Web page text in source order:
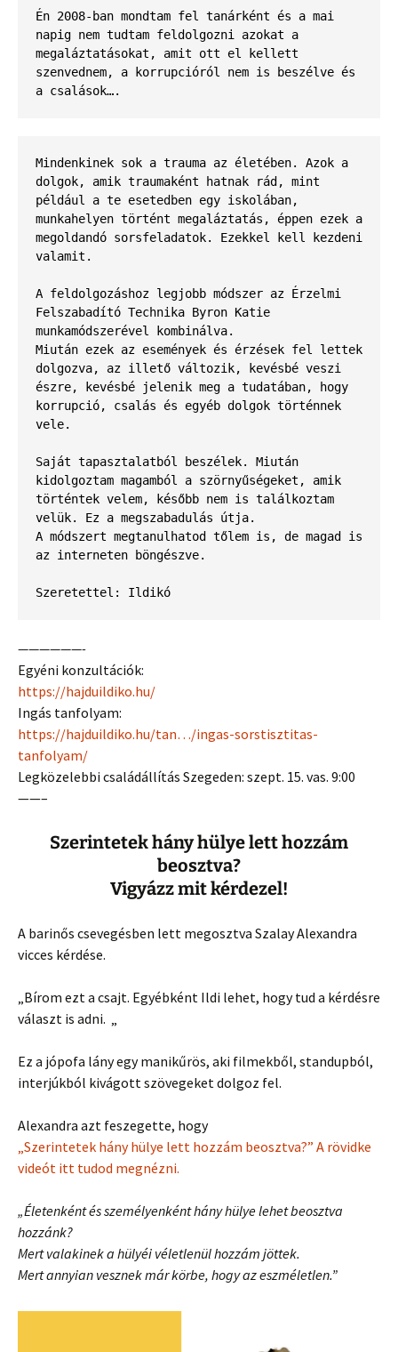
Én 2008-ban mondtam fel tanárként és a mai
napig nem tudtam feldolgozni azokat a
megaláztatásokat, amit ott el kellett
szenvednem, a korrupcióról nem is beszélve és
a csalások….
Mindenkinek sok a trauma az életében. Azok a
dolgok, amik traumaként hatnak rád, mint
például a te esetedben egy iskolában,
munkahelyen történt megaláztatás, éppen ezek a
megoldandó sorsfeladatok. Ezekkel kell kezdeni
valamit.
A feldolgozáshoz legjobb módszer az Érzelmi
Felszabadító Technika Byron Katie
munkamódszerével kombinálva.
Miután ezek az események és érzések fel lettek
dolgozva, az illető változik, kevésbé veszi
észre, kevésbé jelenik meg a tudatában, hogy
korrupció, csalás és egyéb dolgok történnek
vele.
Saját tapasztalatból beszélek. Miután
kidolgoztam magamból a szörnyűségeket, amik
történtek velem, később nem is találkoztam
velük. Ez a megszabadulás útja.
A módszert megtanulhatod tőlem is, de magad is
az interneten böngészve.
Szeretettel: Ildikó
——————-
Egyéni konzultációk:
https://hajduildiko.hu/
Ingás tanfolyam:
https://hajduildiko.hu/tan…/ingas-sorstisztitas-
tanfolyam/
Legközelebbi családállítás Szegeden: szept. 15. vas. 9:00
——–
Szerintetek hány hülye lett hozzám
beosztva?
Vigyázz mit kérdezel!
A barinős csevegésben lett megosztva Szalay Alexandra
vicces kérdése.
„Bírom ezt a csajt. Egyébként Ildi lehet, hogy tud a kérdésre
választ is adni. „
Ez a jópofa lány egy manikűrös, aki filmekből, standupból,
interjúkból kivágott szövegeket dolgoz fel.
Alexandra azt feszegette, hogy
„Szerintetek hány hülye lett hozzám beosztva?” A rövidke
videót itt tudod megnézni.
„Életenként és személyenként hány hülye lehet beosztva
hozzánk?
Mert valakinek a hülyéi véletlenül hozzám jöttek.
Mert annyian vesznek már körbe, hogy az eszméletlen.”